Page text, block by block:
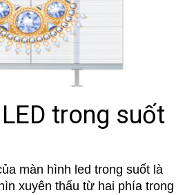
trong suốt
màn hình led trong suốt là
xuyên thấu từ hai phía trong